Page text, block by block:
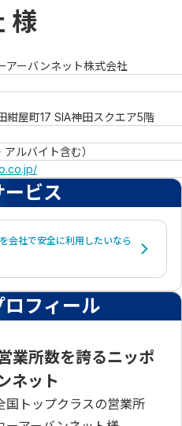
様
アーバンネット株式会社
紺屋町17 SIA神田スクエア5階
ルバイト含む）
ビス
会社で安全に利用したいなら
ロフィール
業所数を誇るニッポ
ネット
国トップクラスの営業所